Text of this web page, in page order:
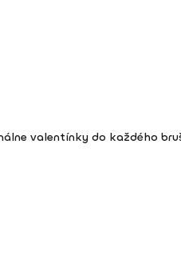
valentínky do každého